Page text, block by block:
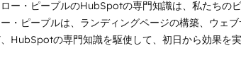
ー・ピープルのHubSpotの専門知識は、私たちの
・ピープルは、ランディングページの構築、ウェ
HubSpotの専門知識を駆使して、初日から効果を実